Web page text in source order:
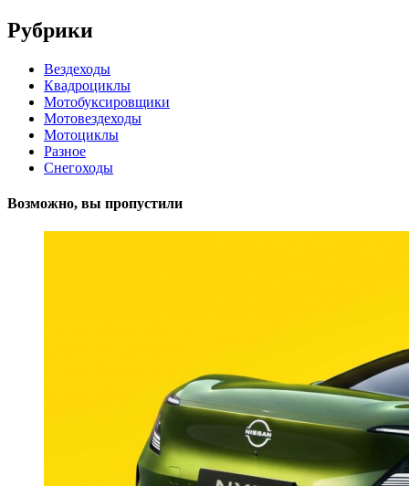
Рубрики
Вездеходы
Квадроциклы
Мотобуксировщики
Мотовездеходы
Мотоциклы
Разное
Снегоходы
Возможно, вы пропустили